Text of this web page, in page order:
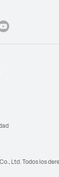
Ltd. Todos los